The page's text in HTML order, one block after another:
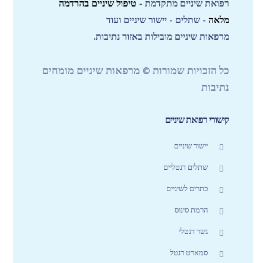
רפואת שיניים מתקדמת - טיפול שיניים בהרדמה
מלאה - שתלים - יישור שיניים ועוד
מרפאות שיניים מובילות באזור נתיבות.
כל הזכויות שמורות © מרפאות שיניים מומחים
נתיבות
קישורי רפואת שיניים
יישור שיניים
שתלים דנטליים
כתרים לשיניים
הרמת סינוס
גשר דנטלי
סמארט דנטל